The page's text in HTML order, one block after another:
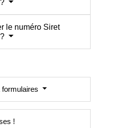
le numéro Siret
!